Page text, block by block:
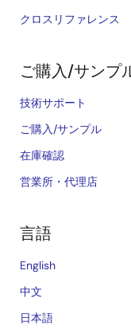
クロスリファレンス
ご購入/サンプ
技術サポート
ご購入/サンプル
在庫確認
営業所・代理店
言語
English
中文
日本語